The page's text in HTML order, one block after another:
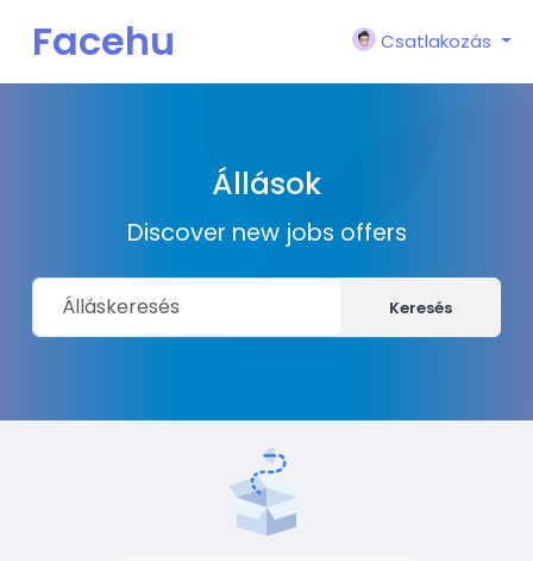
Facehu
Csatlakozás
Állások
Discover new jobs offers
Keresés